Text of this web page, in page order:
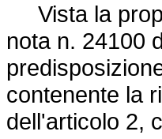
Vista la
nota n. 24100
contenente la
dell'articolo 2,